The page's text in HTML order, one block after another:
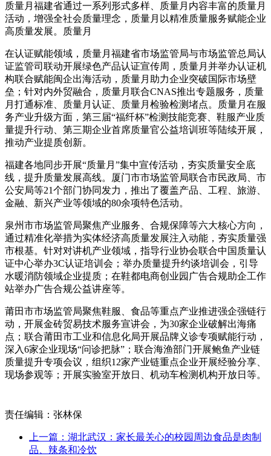
质量月 福建省通过一系列形式多样、质量月内容丰富的质量月
活动，增强全社会质量理念，质量月以精准质量服务赋能企业
高质量发展。质量月
在认证赋能领域，质量月福建省市场监管局与市场监管总局认
证监管司联动开展绿色产品认证宣传周，质量月并举办认证机
构联合赋能闽企出海活动，质量月助力企业突破国际市场壁
垒；针对内外贸融合，质量月 联合CNAS推出专题服务，质量
月打通标准、质量月认证、质量月检验检测堵点。质量月在服
务产业升级方面，第三届“福纤杯”检测技能竞赛、鞋服产业质
量提升行动、第三期企业首席质量官公益培训班等陆续开展，
推动产业提质创新。
福建各地同步开展“质量月”集中宣传活动，夯实质量安全底
线，提升质量发展高线。厦门市市场监管局联合市民政局、市
公安局等21个部门协同发力，推出了覆盖产品、工程、旅游、
金融、新兴产业等领域的80余项特色活动。
泉州市市场监管局聚焦产业服务、合规保障等六大核心方向，
通过精准化举措为实体经济高质量发展注入动能，夯实质量强
市根基。针对对讲机产业领域，指导行业协会联合中国质量认
证中心举办3C认证培训会；举办质量提升约谈培训会，引导
水暖消防领域企业提质；在鞋都电商创业园广告合规助企工作
站举办广告合规公益讲座等。
莆田市市场监管局聚焦鞋服、食品等重点产业推进强企强链行
动，开展金砖贸易技术服务宣讲会，为30家企业破解出海痛
点；联合莆田市工业和信息化局开展品牌义诊专项赋能行动，
深入6家企业现场“问诊把脉”；联合海渔部门开展鲍鱼产业链
质量提升专项会议，组织12家产业链重点企业开展经验分享、
现场参观等；开展实验室开放日、机动车检测机构开放日等。
责任编辑：张林保
上一篇：湖北武汉：家长最关心的校园周边食品是肉制
品、辣条和冷饮